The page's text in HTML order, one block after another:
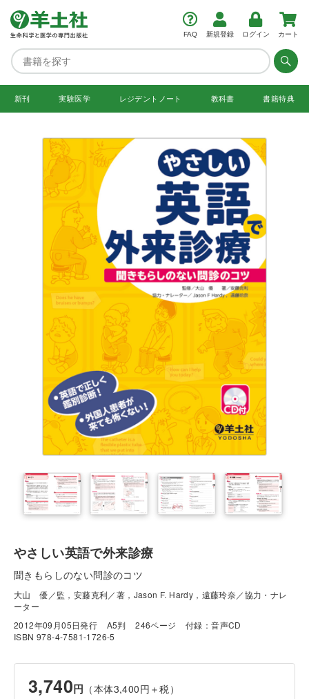
FAQ 新規登録 ログイン カート
新刊 実験医学 レジデント ノート 教科書 書籍特典
やさしい英語で外来診療
聞きもらしのない問診のコツ
大山 優／監，安藤克利／著，Jason F. Hardy，遠藤玲奈／協力・ナレ
ーター
2012年09月05日発行
A5判 246ページ
付録：音声CD
ISBN 978-4-7581-1726-5
3,740円 （本体3,400円＋税）